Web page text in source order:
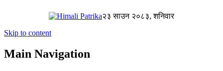
२३ साउन २०८३, शनिवार
Skip to content
Main Navigation